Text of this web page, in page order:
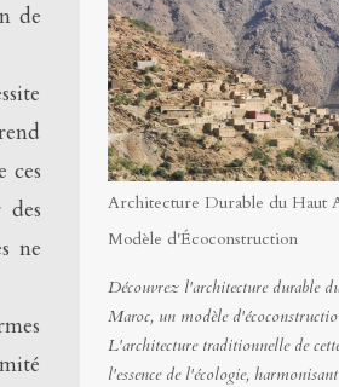
de
ces
ne
patrimoine urbain. On attend de
environnementalement
urbain tout en lui attribuant des
récréatives et sociales.
Architecture Durable du Haut
Modèle d'Écoconstruction
Découvrez l'architecture durable
Maroc, un modèle
L'architecture traditionnelle de
l'essence de l'écologie,